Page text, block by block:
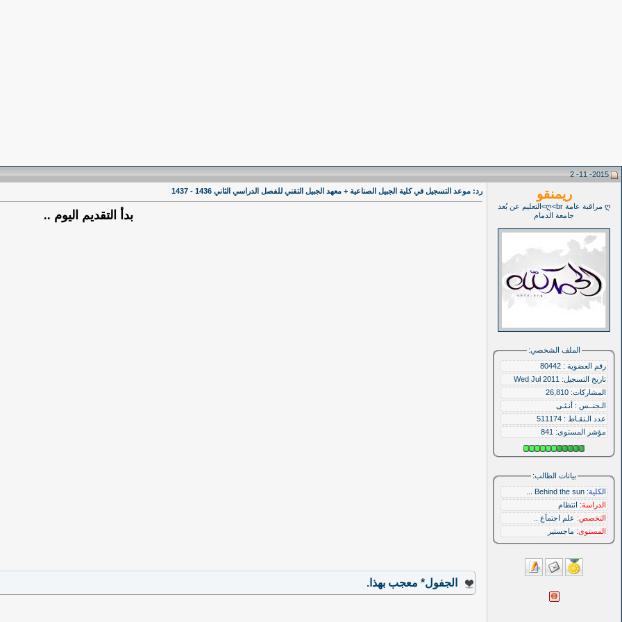
2015- 11- 2
ريمنقو
ღ مراقبة عامة ღ<br>التعليم عن بُعد
جامعة الدمام
الملف الشخصي:
رقم العضوية : 80442
تاريخ التسجيل: Wed Jul 2011
المشاركات: 26,810
الـجنــس : أنـثـى
عدد الـنقـاط : 511174
مؤشر المستوى: 841
بيانات الطالب:
الكلية:
الدراسة: انتظام
التخصص: علم اجتمآع ..
المستوى: ماجستير
رد: موعد التسجيل في كلية الجبيل الصناعية + معهد الجبيل التقني للفصل الدراسي الثاني 1436 - 1437
بدأ التقديم اليوم ..
الجفول* معجب بهذا.